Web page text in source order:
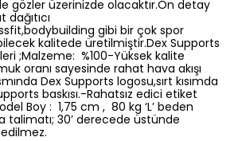
gözler üzerinizde olacaktır.Ön detay
dağıtıcı
gibi bir çok spor
kalitede üretilmiştir.Dex Supports
;Malzeme: %100-Yüksek kalite
oranı sayesinde rahat hava akışı
Dex Supports logosu,sırt kısımda
baskısı.-Rahatsız edici etiket
Boy : 1,75 cm , 80 kg ‘L’ beden
talimatı; 30’ derecede üstünde
edilmez.